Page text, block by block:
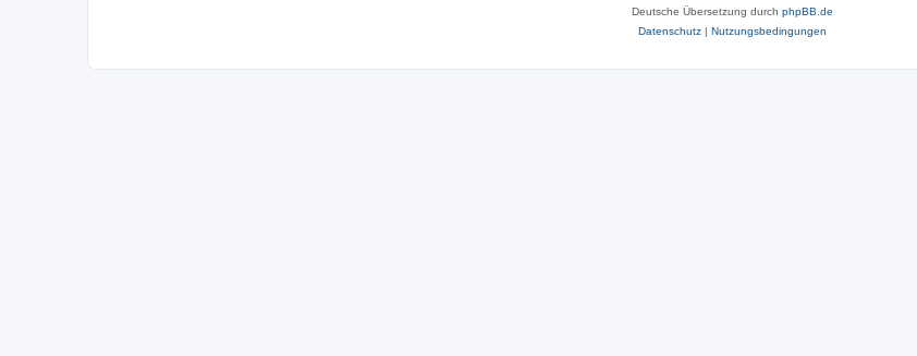
Deutsche Übersetzung durch phpBB.de
Datenschutz| Nutzungsbedingungen